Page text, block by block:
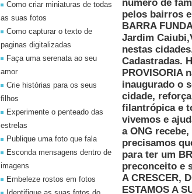
numero de
pelos bairros
BARRA
Jardim
nestas
Cadastradas.
PROVISORIA
inaugurado o
cidade,
filantrópica e
vivemos e
a ONG
precisamos
para ter um
preconceito e
A CRESCER,
ESTAMOS A
Como criar miniaturas de todas
as suas fotos
Como capturar o texto de
paginas digitalizadas
Faça uma serenata ao seu
amor
Crie histórias para os seus
filhos
Experimente o penteado das
estrelas
Publique uma foto que fala
Esconda mensagens dentro de
imagens
Embeleze rostos em fotos